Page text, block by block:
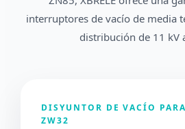
interruptores de vacío de media
distribución de 11 kV
DISYUNTOR DE VACÍO
ZW32